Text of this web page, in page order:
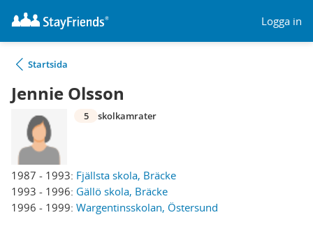
Logga in
Startsida
Jennie Olsson
1987 - 1993: Fjällsta skola, Bräcke
1993 - 1996: Gällö skola, Bräcke
1996 - 1999: Wargentinsskolan, Östersund
5 skolkamrater